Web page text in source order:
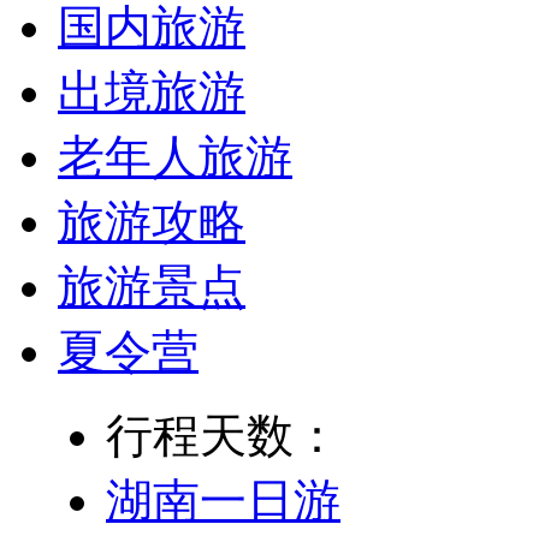
国内旅游
出境旅游
老年人旅游
旅游攻略
旅游景点
夏令营
行程天数：
湖南一日游